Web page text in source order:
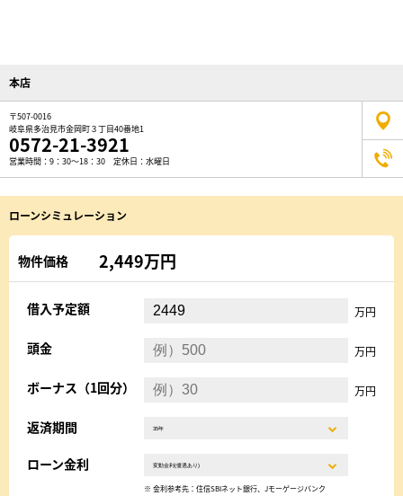
本店
〒507-0016
岐阜県多治見市金岡町３丁目40番地1
0572-21-3921
営業時間：9：30～18：30 定休日：水曜日
ローンシミュレーション
物件価格 2,449万円
借入予定額 万円
頭金 万円
ボーナス（1回分） 万円
返済期間
ローン金利
※ 金利参考先：住信SBIネット銀行、Jモーゲージバンク